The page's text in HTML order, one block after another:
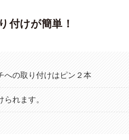
付けが簡単！
への取り付けはピン２本
れます。